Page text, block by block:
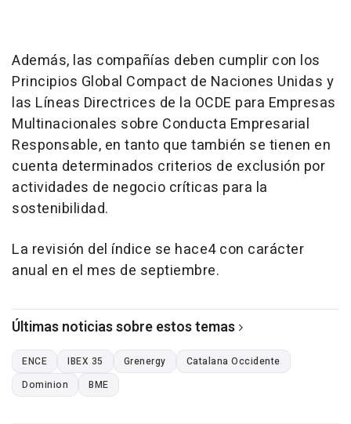
Además, las compañías deben cumplir con los
Principios Global Compact de Naciones Unidas y
las Líneas Directrices de la OCDE para Empresas
Multinacionales sobre Conducta Empresarial
Responsable, en tanto que también se tienen en
cuenta determinados criterios de exclusión por
actividades de negocio críticas para la
sostenibilidad.
La revisión del índice se hace4 con carácter
anual en el mes de septiembre.
Últimas noticias sobre estos temas
ENCE IBEX 35 Grenergy
Catalana Occidente
Dominion
BME